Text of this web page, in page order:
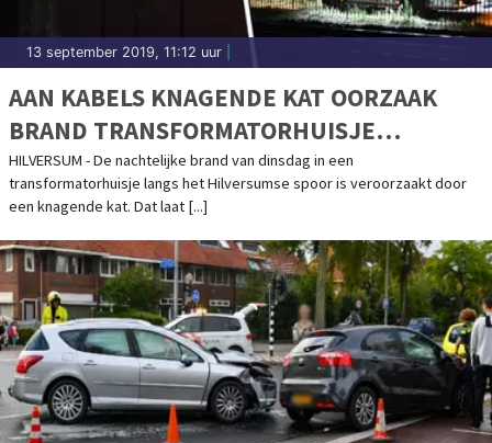
13 september 2019, 11:12 uur
AAN KABELS KNAGENDE KAT OORZAAK
BRAND TRANSFORMATORHUISJE
HILVERSUM
HILVERSUM - De nachtelijke brand van dinsdag in een
transformatorhuisje langs het Hilversumse spoor is veroorzaakt door
een knagende kat. Dat laat [...]